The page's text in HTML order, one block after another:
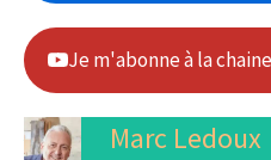
Je m'abonne à la
Marc Ledoux